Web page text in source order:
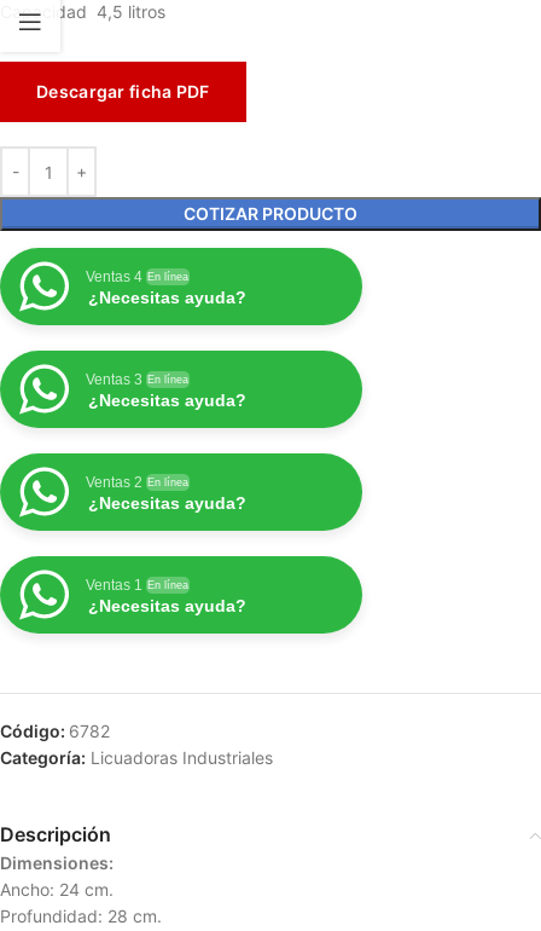
Capacidad 4,5 litros
Descargar ficha PDF
COTIZAR PRODUCTO
Ventas 4 En línea
¿Necesitas ayuda?
Ventas 3 En línea
¿Necesitas ayuda?
Ventas 2 En línea
¿Necesitas ayuda?
Ventas 1 En línea
¿Necesitas ayuda?
Código: 6782
Categoría: Licuadoras Industriales
Descripción
Dimensiones:
Ancho: 24 cm.
Profundidad: 28 cm.